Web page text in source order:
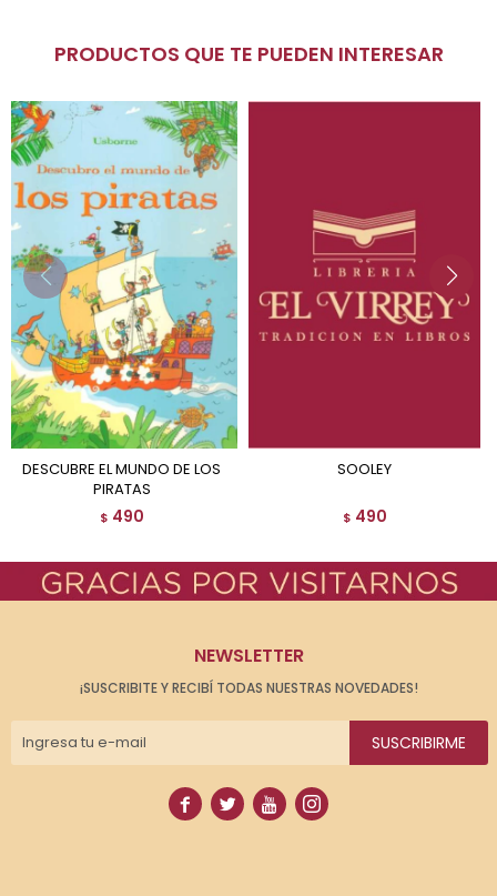
PRODUCTOS QUE TE PUEDEN INTERESAR
DESCUBRE EL MUNDO DE LOS
PIRATAS
$ 490
SOOLEY
$ 490
NEWSLETTER
¡SUSCRIBITE Y RECIBÍ TODAS NUESTRAS NOVEDADES!
SUSCRIBIRME
   